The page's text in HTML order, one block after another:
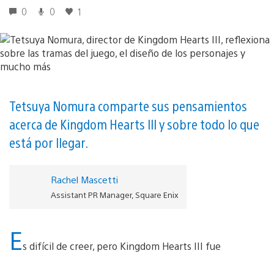
0 0 1
Tetsuya Nomura comparte sus pensamientos
acerca de Kingdom Hearts III y sobre todo lo que
está por llegar.
Rachel Mascetti
Assistant PR Manager, Square Enix
Es difícil de creer, pero Kingdom Hearts III fue